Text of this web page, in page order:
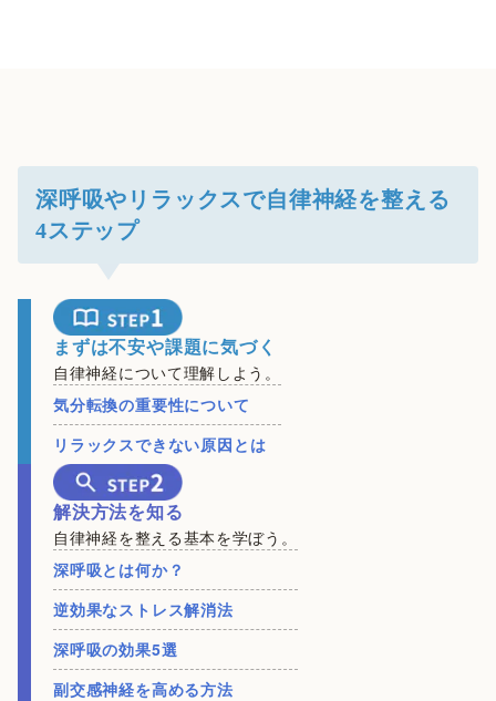
深呼吸やリラックスで自律神経を整える
4ステップ
まずは不安や課題に気づく
自律神経について理解しよう。
気分転換の重要性について
リラックスできない原因とは
解決方法を知る
自律神経を整える基本を学ぼう。
深呼吸とは何か？
逆効果なストレス解消法
深呼吸の効果5選
副交感神経を高める方法